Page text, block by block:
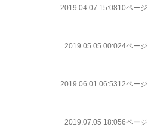
2019.04.07 15:0810ページ
2019.05.05 00:024ページ
2019.06.01 06:5312ページ
2019.07.05 18:056ページ